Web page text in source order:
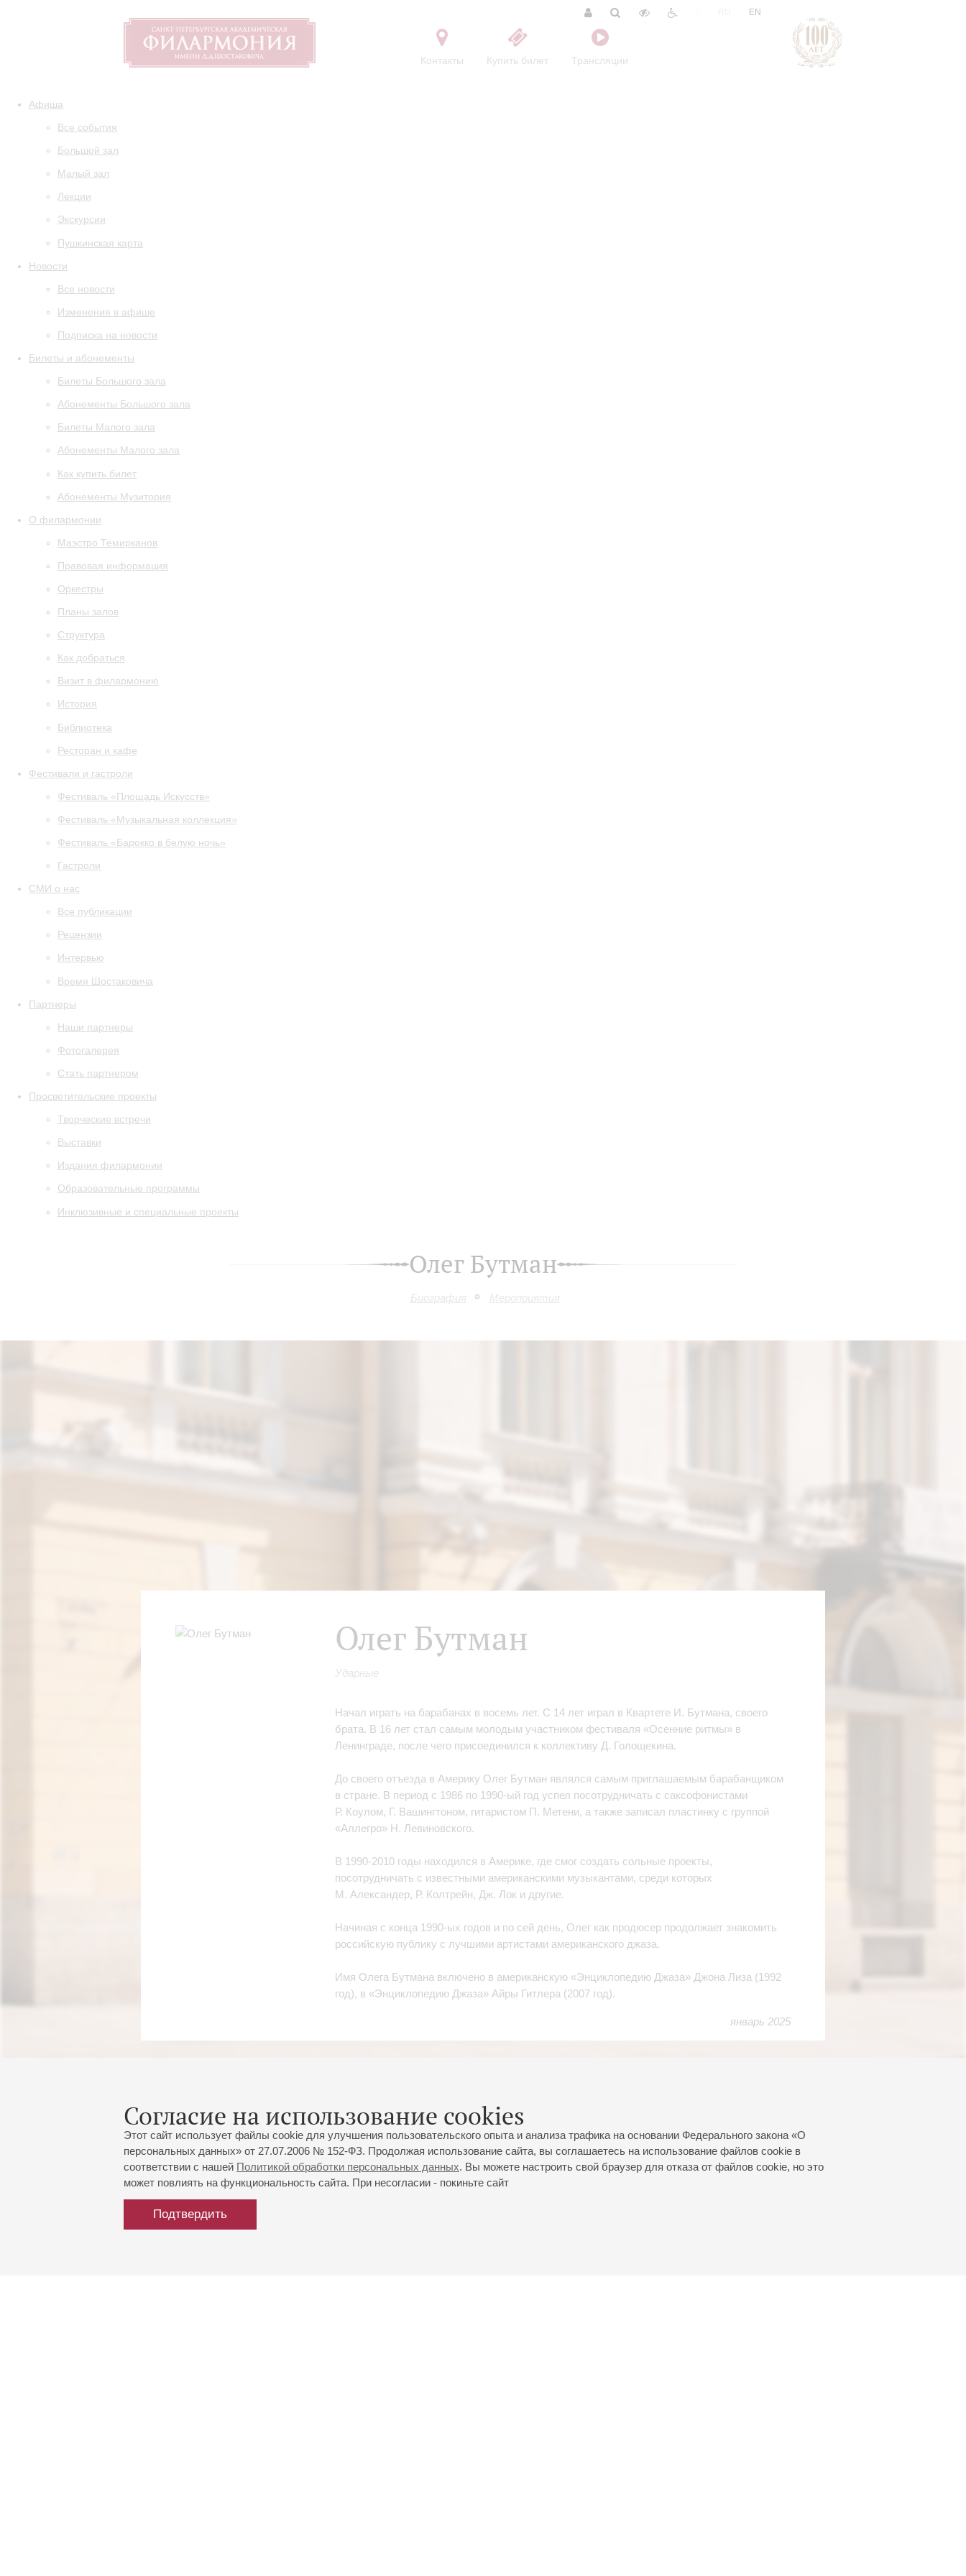
Контакты Купить билет Трансляции
EN
Афиша
Все события
Большой зал
Малый зал
Лекции
Экскурсии
Пушкинская карта
Новости
Все новости
Изменения в афише
Подписка на новости
Билеты и абонементы
Билеты Большого зала
Абонементы Большого зала
Билеты Малого зала
Абонементы Малого зала
Как купить билет
Абонементы Музитория
О филармонии
Маэстро Темирканов
Правовая информация
Оркестры
Планы залов
Структура
Как добраться
Визит в филармонию
История
Библиотека
Ресторан и кафе
Фестивали и гастроли
Фестиваль «Площадь Искусств»
Фестиваль «Музыкальная коллекция»
Фестиваль «Барокко в белую ночь»
Гастроли
СМИ о нас
Все публикации
Рецензии
Интервью
Время Шостаковича
Партнеры
Наши партнеры
Фотогалерея
Стать партнером
Просветительские проекты
Творческие встречи
Выставки
Издания филармонии
Образовательные программы
Инклюзивные и специальные проекты
Олег Бутман
Биография Мероприятия
Согласие на использование cookies
Этот сайт использует файлы cookie для улучшения пользовательского опыта и анализа трафика на основании Федерального закона «О
персональных данных» от 27.07.2006 № 152-ФЗ. Продолжая использование сайта, вы соглашаетесь на использование файлов cookie в
соответствии с нашей Политикой обработки персональных данных. Вы можете настроить свой браузер для отказа от файлов cookie, но это
может повлиять на функциональность сайта. При несогласии - покиньте сайт
Подтвердить
Олег Бутман
Ударные
Начал играть на барабанах в восемь лет. C 14 лет играл в Квартете И. Бутмана, своего
брата. В 16 лет стал самым молодым участником фестиваля «Осенние ритмы» в
Ленинграде, после чего присоединился к коллективу Д. Голощекина.
До своего отъезда в Америку Олег Бутман являлся самым приглашаемым барабанщиком
в стране. В период с 1986 по 1990-ый год успел посотрудничать с саксофонистами
Р. Коулом, Г. Вашингтоном, гитаристом П. Метени, а также записал пластинку с группой
«Аллегро» Н. Левиновского.
В 1990-2010 годы находился в Америке, где смог создать сольные проекты,
посотрудничать с известными американскими музыкантами, среди которых
М. Александер, Р. Колтрейн, Дж. Лок и другие.
Начиная с конца 1990-ых годов и по сей день, Олег как продюсер продолжает знакомить
российскую публику с лучшими артистами американского джаза.
Имя Олега Бутмана включено в американскую «Энциклопедию Джаза» Джона Лиза (1992
год), в «Энциклопедию Джаза» Айры Гитлера (2007 год).
январь 2025